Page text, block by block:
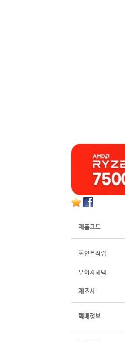
제품코드
포인트적립
무이자혜택
제조사
택배정보